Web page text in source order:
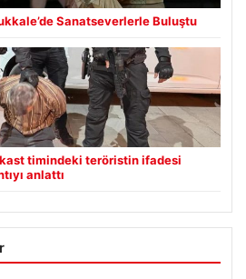
Sanatseverlerle Buluştu
timindeki teröristin ifadesi
anlattı